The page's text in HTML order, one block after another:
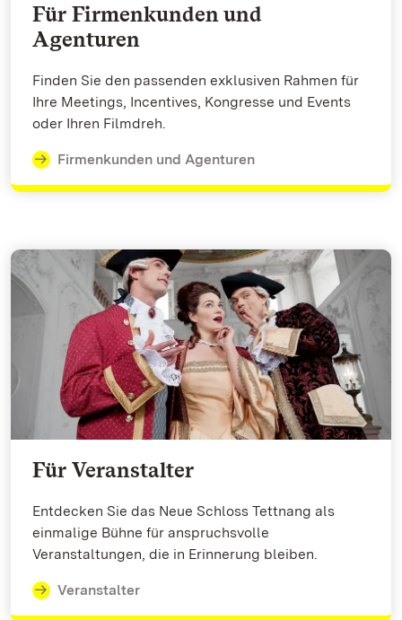
Für Firmenkunden und
Agenturen
Finden Sie den passenden exklusiven Rahmen für
Ihre Meetings, Incentives, Kongresse und Events
oder Ihren Filmdreh.
Firmenkunden und Agenturen
Für Veranstalter
Entdecken Sie das Neue Schloss Tettnang als
einmalige Bühne für anspruchsvolle
Veranstaltungen, die in Erinnerung bleiben.
Veranstalter